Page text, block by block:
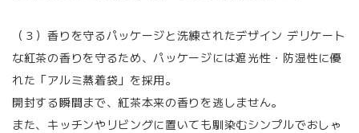
（３）香りを守るパッケージと洗練されたデザイン デリケート
な紅茶の香りを守るため、パッケージには遮光性・防湿性に優
れた「アルミ蒸着袋」を採用。
開封する瞬間まで、紅茶本来の香りを逃しません。
また、キッチンやリビングに置いても馴染むシンプルでおしゃ